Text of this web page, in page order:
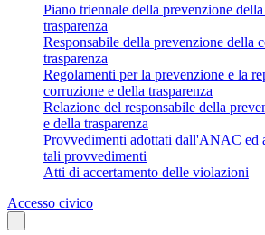
Piano triennale della prevenzione
trasparenza
Responsabile della prevenzione della
trasparenza
Regolamenti per la prevenzione e la
corruzione e della trasparenza
Relazione del responsabile della
e della trasparenza
Provvedimenti adottati dall'ANAC ed
tali provvedimenti
Atti di accertamento delle violazioni
Accesso civico